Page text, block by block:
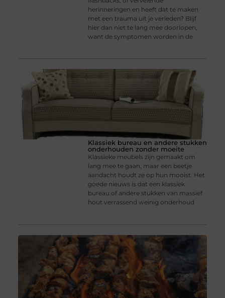
herinneringen en heeft dat te maken
met een trauma uit je verleden? Blijf
hier dan niet te lang mee doorlopen,
want de symptomen worden in de
Klassiek bureau en andere stukken
onderhouden zonder moeite
Klassieke meubels zijn gemaakt om
lang mee te gaan, maar een beetje
aandacht houdt ze op hun mooist. Het
goede nieuws is dat een klassiek
bureau of andere stukken van massief
hout verrassend weinig onderhoud